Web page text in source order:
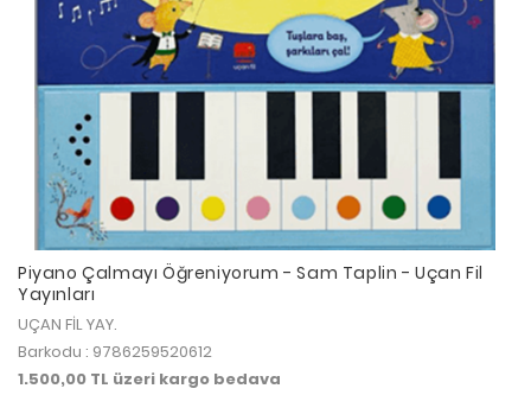
Piyano Çalmayı Öğreniyorum - Sam Taplin - Uçan Fil
Yayınları
UÇAN FİL YAY.
Barkodu : 9786259520612
1.500,00 TL üzeri kargo bedava